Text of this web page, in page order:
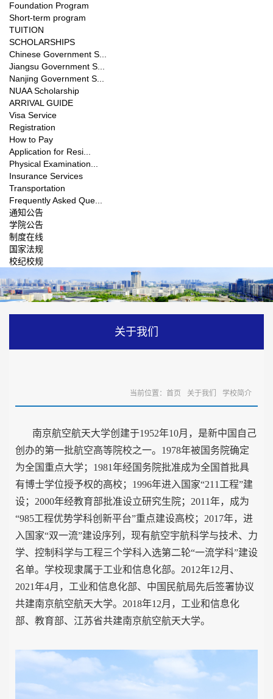
Foundation Program
Short-term program
TUITION
SCHOLARSHIPS
Chinese Government S...
Jiangsu Government S...
Nanjing Government S...
NUAA Scholarship
ARRIVAL GUIDE
Visa Service
Registration
How to Pay
Application for Resi...
Physical Examination...
Insurance Services
Transportation
Frequently Asked Que...
通知公告
学院公告
制度在线
国家法规
校纪校规
关于我们
当前位置： 首页 关于我们 学校简介
南京航空航天大学创建于1952年10月，是新中国自己
创办的第一批航空高等院校之一。 1978年被国务院确定
为全国重点大学； 1981年经国务院批准成为全国首批具
有博士学位授予权的高校； 1996年进入国家“211 工程”建
设； 2000年经教育部批准设立研究生院； 2011年，成为
“985工程优势学科创新平台”重点建设高校； 2017年，进
入国家“双一流”建设序列，现有航空宇航科学与技术、力
学、控制科学与工程三个学科入选第二轮“一流学科”建设
名单。学校现隶属于工业和信息化部。 2012年12月、
2021年4月，工业和信息化部、中国民航局先后签署协议
共建南京航空航天大学。 2018年12月，工业和信息化
部、教育部、江苏省共建南京航空航天大学。